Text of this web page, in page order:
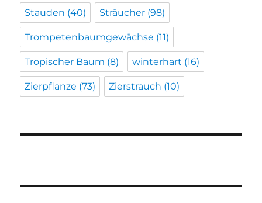
Stauden (40) Sträucher (98)
Trompetenbaumgewächse (11)
Tropischer Baum (8) winterhart (16)
Zierpflanze (73) Zierstrauch (10)